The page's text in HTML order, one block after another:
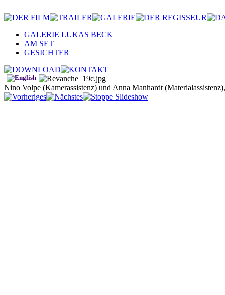
GALERIE LUKAS BECK
AM SET
GESICHTER
Nino Volpe (Kamerassistenz) und Anna Manhardt